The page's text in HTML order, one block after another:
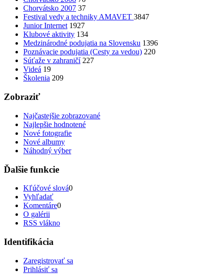
Chorvátsko 2007 37
Festival vedy a techniky AMAVET 3847
Junior Internet 1927
Klubové aktivity 134
Medzinárodné podujatia na Slovensku 1396
Poznávacie podujatia (Cesty za vedou) 220
Súťaže v zahraničí 227
Videá 19
Školenia 209
Zobraziť
Najčastejšie zobrazované
Najlepšie hodnotené
Nové fotografie
Nové albumy
Náhodný výber
Ďalšie funkcie
Kľúčové slová0
Vyhľadať
Komentáre0
O galérii
RSS vlákno
Identifikácia
Zaregistrovať sa
Prihlásiť sa